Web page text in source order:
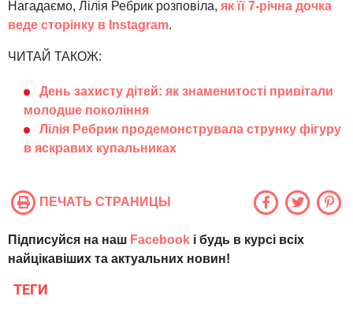
Нагадаємо, Лілія Ребрик розповіла, як її 7-річна дочка
веде сторінку в Instagram.
ЧИТАЙ ТАКОЖ:
День захисту дітей: як знаменитості привітали
молодше покоління
Лілія Ребрик продемонструвала струнку фігуру
в яскравих купальниках
ПЕЧАТЬ СТРАНИЦЫ
Підписуйся на наш Facebook і будь в курсі всіх
найцікавіших та актуальних новин!
ТЕГИ